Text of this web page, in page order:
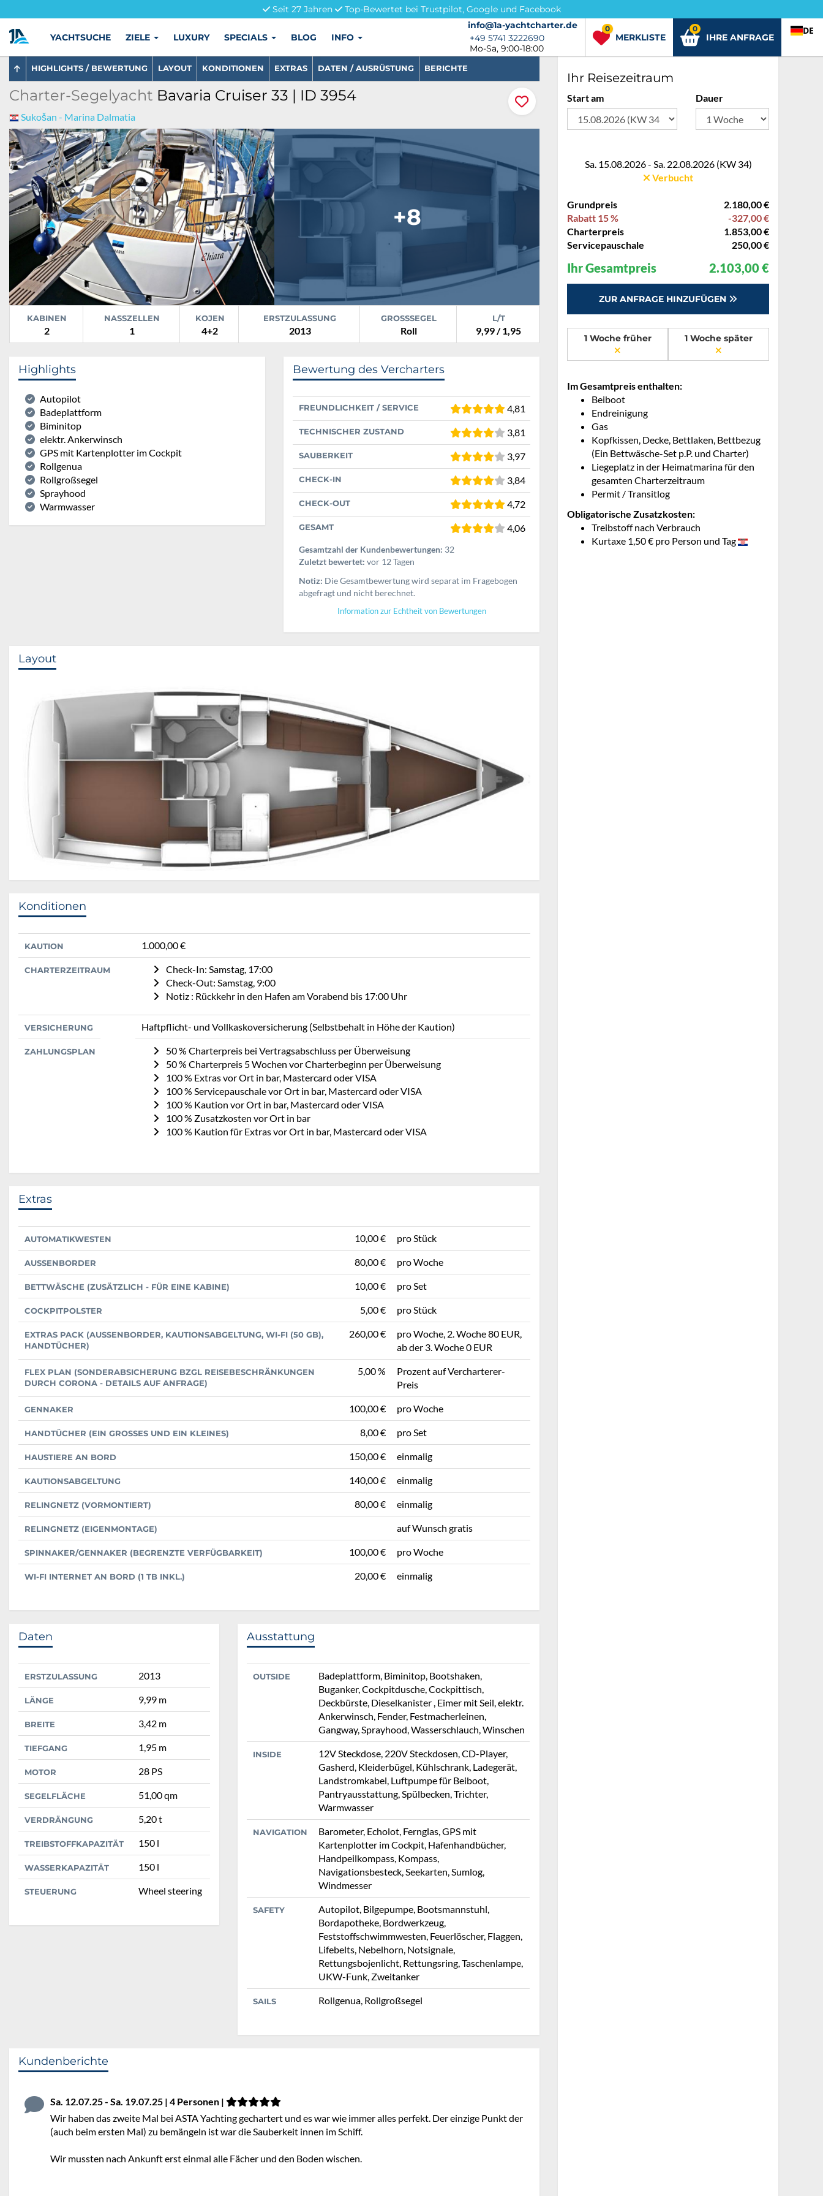
Seit 27 Jahren
Top-Bewertet bei Trustpilot, Google und Facebook
info@1a-yachtcharter.de
info@1a-yachtcharter.de
+49 5741 3222690
+49 5741 3222690
Mo-Sa, 9:00-18:00
MERKLISTE
0
IHRE ANFRAGE
0 DE
YACHTSUCHE ZIELE LUXURY SPECIALS BLOG INFO
HIGHLIGHTS / BEWERTUNG LAYOUT KONDITIONEN EXTRAS DATEN / AUSRÜSTUNG BERICHTE
Charter-Segelyacht Bavaria Cruiser 33 | ID 3954
Sukošan - Marina Dalmatia
+8
KABINEN
2
NASSZELLEN
1
KOJEN
4+2
ERSTZULASSUNG
2013
GROSSSEGEL
Roll
L/T
9,99 / 1,95
Highlights
Autopilot
Badeplattform
Biminitop
elektr. Ankerwinsch
GPS mit Kartenplotter im Cockpit
Rollgenua
Rollgroßsegel
Sprayhood
Warmwasser
Bewertung des Vercharters
FREUNDLICHKEIT / SERVICE 4,81
TECHNISCHER ZUSTAND 3,81
SAUBERKEIT 3,97
CHECK-IN 3,84
CHECK-OUT 4,72
GESAMT 4,06
Gesamtzahl der Kundenbewertungen: 32
Zuletzt bewertet: vor 12 Tagen
Notiz: Die Gesamtbewertung wird separat im Fragebogen
abgefragt und nicht berechnet.
Information zur Echtheit von Bewertungen
Layout
Konditionen
KAUTION 1.000,00 €
CHARTERZEITRAUM
Check-In: Samstag, 17:00
Check-Out: Samstag, 9:00
Notiz : Rückkehr in den Hafen am Vorabend bis 17:00 Uhr
VERSICHERUNG Haftpflicht- und Vollkaskoversicherung (Selbstbehalt in Höhe der Kaution)
ZAHLUNGSPLAN
50 % Charterpreis bei Vertragsabschluss per Überweisung
50 % Charterpreis 5 Wochen vor Charterbeginn per Überweisung
100 % Extras vor Ort in bar, Mastercard oder VISA
100 % Servicepauschale vor Ort in bar, Mastercard oder VISA
100 % Kaution vor Ort in bar, Mastercard oder VISA
100 % Zusatzkosten vor Ort in bar
100 % Kaution für Extras vor Ort in bar, Mastercard oder VISA
Extras
AUTOMATIKWESTEN 10,00 € pro Stück
AUSSENBORDER 80,00 € pro Woche
BETTWÄSCHE (ZUSÄTZLICH - FÜR EINE KABINE) 10,00 € pro Set
COCKPITPOLSTER 5,00 € pro Stück
EXTRAS PACK (AUSSENBORDER, KAUTIONSABGELTUNG, WI-FI (50 GB), H
ANDTÜCHER)
260,00 €
pro Woche, 2. Woche 80 EUR,
ab der 3. Woche 0 EUR
FLEX PLAN (SONDERABSICHERUNG BZGL REISEBESCHRÄNKUNGEN
DURCH CORONA - DETAILS AUF ANFRAGE)
5,00 %
Prozent auf Vercharterer-
Preis
GENNAKER 100,00 € pro Woche
HANDTÜCHER (EIN GROSSES UND EIN KLEINES) 8,00 € pro Set
HAUSTIERE AN BORD 150,00 € einmalig
KAUTIONSABGELTUNG 140,00 € einmalig
RELINGNETZ (VORMONTIERT) 80,00 € einmalig
RELINGNETZ (EIGENMONTAGE) auf Wunsch gratis
SPINNAKER/GENNAKER (BEGRENZTE VERFÜGBARKEIT) 100,00 € pro Woche
WI-FI INTERNET AN BORD (1 TB INKL.) 20,00 € einmalig
Daten
ERSTZULASSUNG 2013
LÄNGE 9,99 m
BREITE 3,42 m
TIEFGANG 1,95 m
MOTOR 28 PS
SEGELFLÄCHE 51,00 qm
VERDRÄNGUNG 5,20 t
TREIBSTOFFKAPAZITÄT 150 l
WASSERKAPAZITÄT 150 l
STEUERUNG Wheel steering
Ausstattung
OUTSIDE
Badeplattform, Biminitop, Bootshaken,
Buganker, Cockpitdusche, Cockpittisch,
Deckbürste, Dieselkanister , Eimer mit Seil, elektr.
Ankerwinsch, Fender, Festmacherleinen,
Gangway, Sprayhood, Wasserschlauch, Winschen
INSIDE
12V Steckdose, 220V Steckdosen, CD-Player,
Gasherd, Kleiderbügel, Kühlschrank, Ladegerät,
Landstromkabel, Luftpumpe für Beiboot,
Pantryausstattung, Spülbecken, Trichter,
Warmwasser
NAVIGATION
Barometer, Echolot, Fernglas, GPS mit
Kartenplotter im Cockpit, Hafenhandbücher,
Handpeilkompass, Kompass,
Navigationsbesteck, Seekarten, Sumlog,
Windmesser
SAFETY
Autopilot, Bilgepumpe, Bootsmannstuhl,
Bordapotheke, Bordwerkzeug,
Feststoffschwimmwesten, Feuerlöscher, Flaggen,
Lifebelts, Nebelhorn, Notsignale,
Rettungsbojenlicht, Rettungsring, Taschenlampe,
UKW-Funk, Zweitanker
SAILS Rollgenua, Rollgroßsegel
Kundenberichte
Sa. 12.07.25 - Sa. 19.07.25 | 4 Personen |
Wir haben das zweite Mal bei ASTA Yachting gechartert und es war wie immer alles perfekt. Der einzige Punkt der
(auch beim ersten Mal) zu bemängeln ist war die Sauberkeit innen im Schiff.
Wir mussten nach Ankunft erst einmal alle Fächer und den Boden wischen.
Ihr Reisezeitraum
Start am Dauer
Sa. 15.08.2026 - Sa. 22.08.2026 (KW 34)
Verbucht
Grundpreis
2.180,00 €
Rabatt 15 %
-327,00 €
Charterpreis
1.853,00 €
Servicepauschale
250,00 €
Ihr Gesamtpreis 2.103,00 €
ZUR ANFRAGE HINZUFÜGEN
1 Woche früher 1 Woche später
Im Gesamtpreis enthalten:
Beiboot
Endreinigung
Gas
Kopfkissen, Decke, Bettlaken, Bettbezug
(Ein Bettwäsche-Set p.P. und Charter)
Liegeplatz in der Heimatmarina für den
gesamten Charterzeitraum
Permit / Transitlog
Obligatorische Zusatzkosten:
Treibstoff nach Verbrauch
Kurtaxe 1,50 € pro Person und Tag